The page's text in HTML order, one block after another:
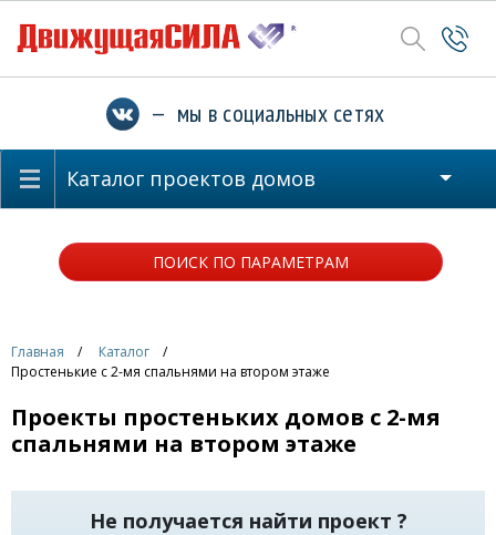
— мы в социальных сетях
Каталог проектов домов
ПОИСК ПО ПАРАМЕТРАМ
Главная
Каталог
Простенькие с 2-мя спальнями на втором этаже
Проекты простеньких домов с 2-мя
спальнями на втором этаже
Не получается найти проект ?